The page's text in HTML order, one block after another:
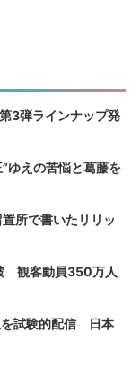
3弾ラインナップ発
ゆえの苦悩と葛藤を
所で書いたリリッ
観客動員350万人
を試験的配信 日本